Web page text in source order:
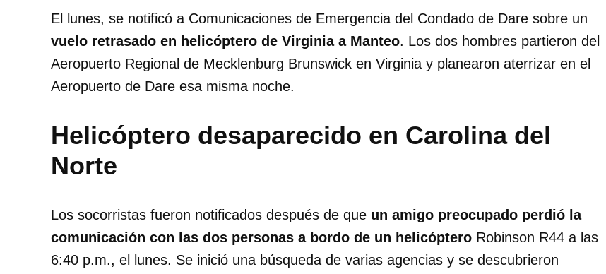
El lunes, se notificó a Comunicaciones de Emergencia del Condado de Dare sobre un
vuelo retrasado en helicóptero de Virginia a Manteo. Los dos hombres partieron del
Aeropuerto Regional de Mecklenburg Brunswick en Virginia y planearon aterrizar en el
Aeropuerto de Dare esa misma noche.
Helicóptero desaparecido en Carolina del
Norte
Los socorristas fueron notificados después de que un amigo preocupado perdió la
comunicación con las dos personas a bordo de un helicóptero Robinson R44 a las
6:40 p.m., el lunes. Se inició una búsqueda de varias agencias y se descubrieron